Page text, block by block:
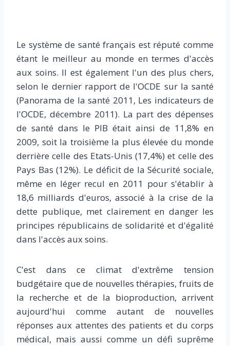
Le système de santé français est réputé comme
étant le meilleur au monde en termes d'accès
aux soins. Il est également l'un des plus chers,
selon le dernier rapport de l'OCDE sur la santé
(Panorama de la santé 2011, Les indicateurs de
l'OCDE, décembre 2011). La part des dépenses
de santé dans le PIB était ainsi de 11,8% en
2009, soit la troisième la plus élevée du monde
derrière celle des Etats-Unis (17,4%) et celle des
Pays Bas (12%). Le déficit de la Sécurité sociale,
même en léger recul en 2011 pour s'établir à
18,6 milliards d'euros, associé à la crise de la
dette publique, met clairement en danger les
principes républicains de solidarité et d'égalité
dans l'accès aux soins.
C'est dans ce climat d'extrême tension
budgétaire que de nouvelles thérapies, fruits de
la recherche et de la bioproduction, arrivent
aujourd'hui comme autant de nouvelles
réponses aux attentes des patients et du corps
médical, mais aussi comme un défi suprême